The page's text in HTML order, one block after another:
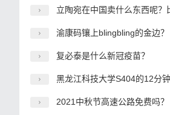
立陶宛在中国卖什么东西呢？
渝康码镶上blingbling的金边？
复必泰是什么新冠疫苗？
黑龙江科技大学S404的12分
2021中秋节高速公路免费吗？